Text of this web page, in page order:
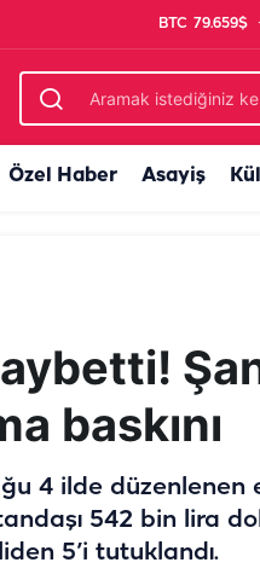
BTC 79.659$
Özel Haber Asayiş
baskını
4 ilde düzenlenen
542 bin lira
5’i tutuklandı.